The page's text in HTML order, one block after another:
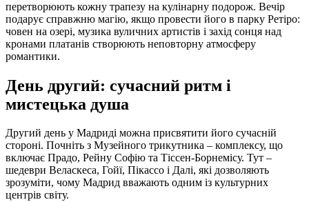
перетворюють кожну трапезу на кулінарну подорож. Вечір
подарує справжню магію, якщо провести його в парку Ретіро:
човен на озері, музика вуличних артистів і захід сонця над
кронами платанів створюють неповторну атмосферу
романтики.
День другий: сучасний ритм і
мистецька душа
Другий день у Мадриді можна присвятити його сучасній
стороні. Почніть з Музейного трикутника – комплексу, що
включає Прадо, Рейну Софію та Тіссен-Борнемісу. Тут –
шедеври Веласкеса, Гойї, Пікассо і Далі, які дозволяють
зрозуміти, чому Мадрид вважають одним із культурних
центрів світу.